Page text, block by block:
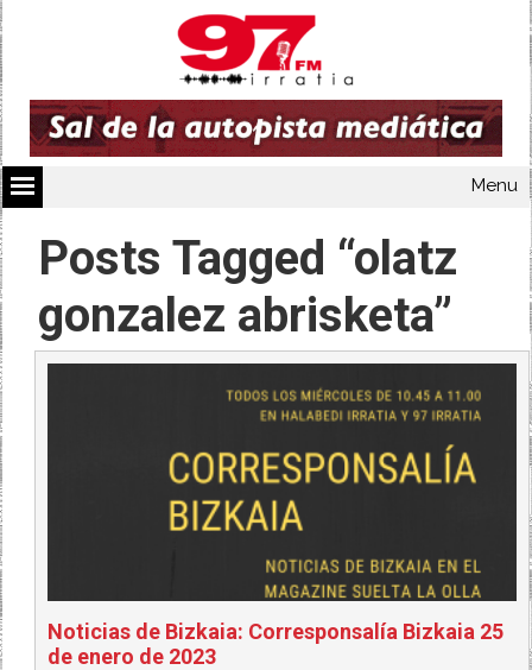
Menu
Posts Tagged “olatz
gonzalez abrisketa”
Noticias de Bizkaia: Corresponsalía Bizkaia 25
de enero de 2023